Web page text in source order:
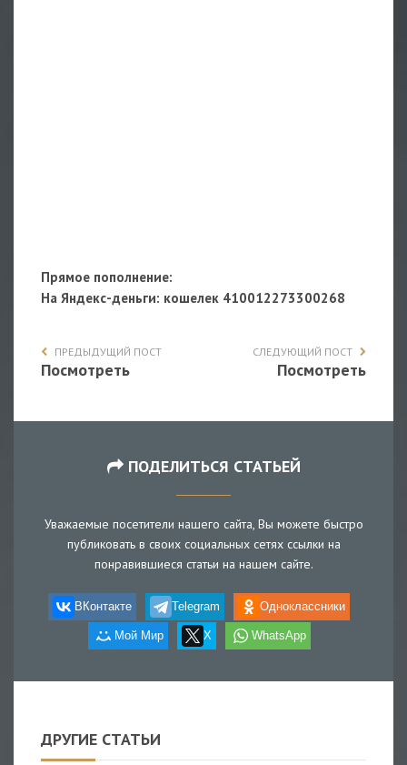
Прямое пополнение:
На Яндекс-деньги: кошелек 410012273300268
ПРЕДЫДУЩИЙ ПОСТ
Посмотреть
СЛЕДУЮЩИЙ ПОСТ
Посмотреть
ПОДЕЛИТЬСЯ СТАТЬЕЙ
Уважаемые посетители нашего сайта, Вы можете быстро
публиковать в своих социальных сетях ссылки на
понравившиеся статьи на нашем сайте.
ВКонтакте Telegram Одноклассники
Мой Мир X WhatsApp
ДРУГИЕ СТАТЬИ